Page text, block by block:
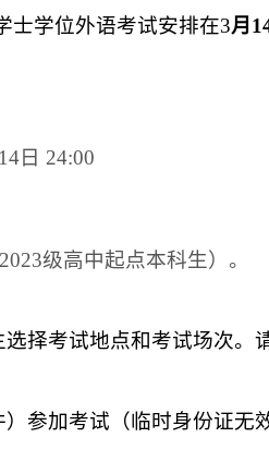
士学位外语考试安排在3月
日 24:00
级高中起点本科生）。
择考试地点和考试场次。
参加考试（临时身份证无